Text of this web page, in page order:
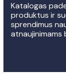
Katalogas
produktus ir
sprendimus
atnaujinimams